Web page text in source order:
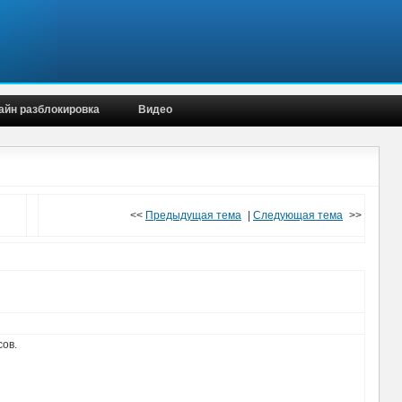
разблокировка Видео
<< Предыдущая тема Следующая тема >>